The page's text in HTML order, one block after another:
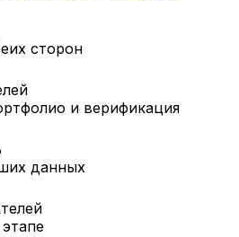
сторон
и верификация
данных